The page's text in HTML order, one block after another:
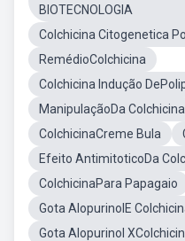
BIOTECNOLOGIA
Colchicina Citogenetica
RemédioColchicina
Colchicina Indução
ManipulaçãoDa Colchicina
ColchicinaCreme Bula
Efeito AntimitoticoDa
ColchicinaPara Papagaio
Gota AlopurinolE
Gota Alopurinol